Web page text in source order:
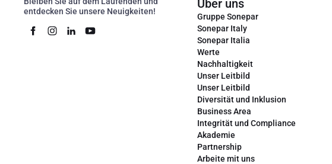
entdecken Sie unsere Neuigkeiten!
Über uns
Gruppe Sonepar
Sonepar Italy
Sonepar Italia
Werte
Nachhaltigkeit
Unser Leitbild
Unser Leitbild
Diversität und Inklusion
Business Area
Integrität und Compliance
Akademie
Partnership
Arbeite mit uns